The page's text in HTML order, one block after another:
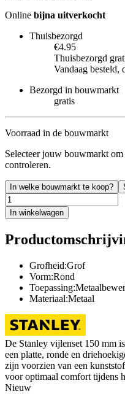
Online bijna uitverkocht
Thuisbezorgd
€4.95
Thuisbezorgd
Vandaag besteld,
Bezorgd in bouwmarkt
gratis
Voorraad in de bouwmarkt
Selecteer jouw bouwmarkt
controleren.
In welke bouwmarkt te koop?
In winkelwagen
Grofheid:Grof
Vorm:Rond
Materiaal:Metaal
De Stanley vijlenset 150 mm
een platte, ronde en
zijn voorzien van een
voor optimaal comfort tijdens
Nieuw